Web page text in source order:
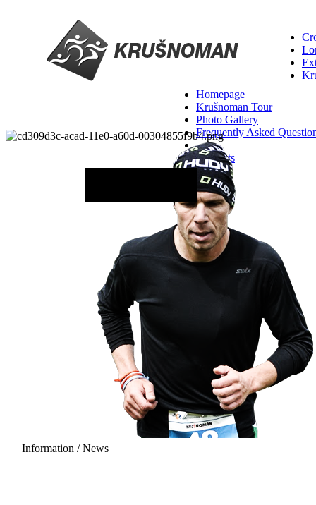
Homepage
Krušnoman Tour
Photo Gallery
Frequently Asked
Contacts
Information / News